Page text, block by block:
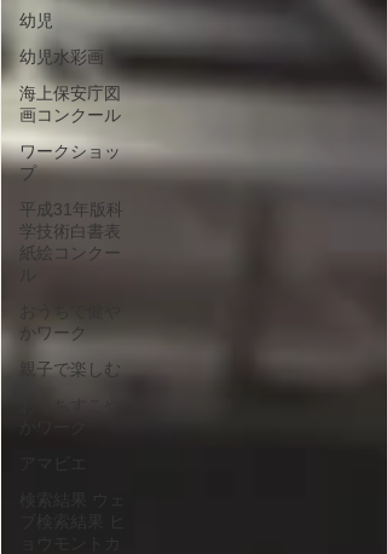
幼児
幼児水彩画
海上保安庁図
画コンクール
ワークショッ
プ
平成31年版科
学技術白書表
紙絵コンクー
かワーク
親子で楽しむ